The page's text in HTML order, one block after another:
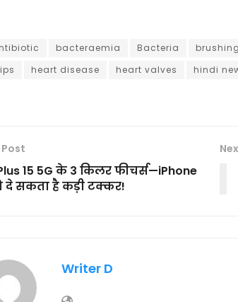
bacteraemia Bacteria brushing
heart disease heart valves hindi
15 5G के 3 किलर फीचर्स—iPhone
दे सकता है कड़ी टक्कर!
Writer D